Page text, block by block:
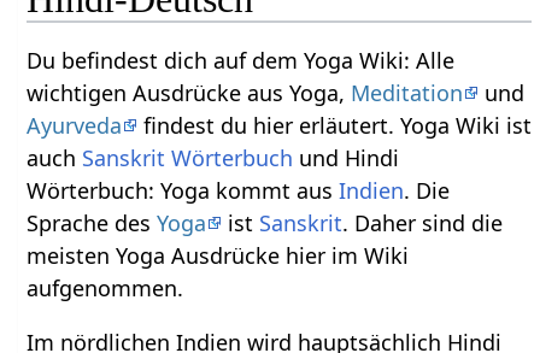
Du befindest dich auf dem Yoga Wiki: Alle
wichtigen Ausdrücke aus Yoga, Meditation
und
Ayurveda
findest du hier erläutert. Yoga Wiki ist
auch Sanskrit Wörterbuch und Hindi
Wörterbuch: Yoga kommt ausIndien. Die
Sprache desYoga ist Sanskrit. Daher sind die
meisten Yoga Ausdrücke hier im Wiki
aufgenommen.
Im nördlichen Indien wird hauptsächlich Hindi